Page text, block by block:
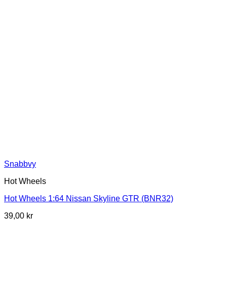
Snabbvy
Hot Wheels
Hot Wheels 1:64 Nissan Skyline GTR (BNR32)
39,00 kr